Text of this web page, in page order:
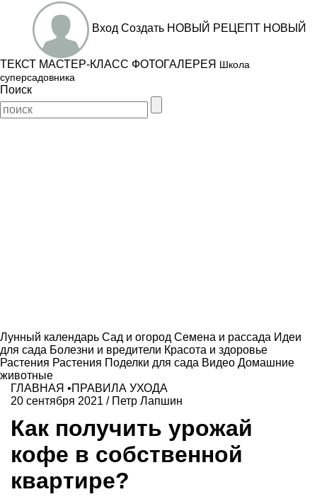
Вход Создать НОВЫЙ РЕЦЕПТ НОВЫЙ
ТЕКСТ МАСТЕР-КЛАСС ФОТОГАЛЕРЕЯ Школа
суперсадовника
Поиск
Лунный календарь Сад и огород Семена и рассада Идеи
для сада Болезни и вредители Красота и здоровье
Растения Растения Поделки для сада Видео Домашние
животные
ГЛАВНАЯ •ПРАВИЛА УХОДА
20 сентября 2021 / Петр Лапшин
Как получить урожай
кофе в собственной
квартире?